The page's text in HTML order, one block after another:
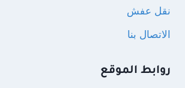
نقل عفش
الاتصال بنا
روابط الموقع